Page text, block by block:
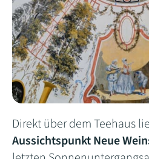
Direkt über dem Teehaus
Aussichtspunkt Neue